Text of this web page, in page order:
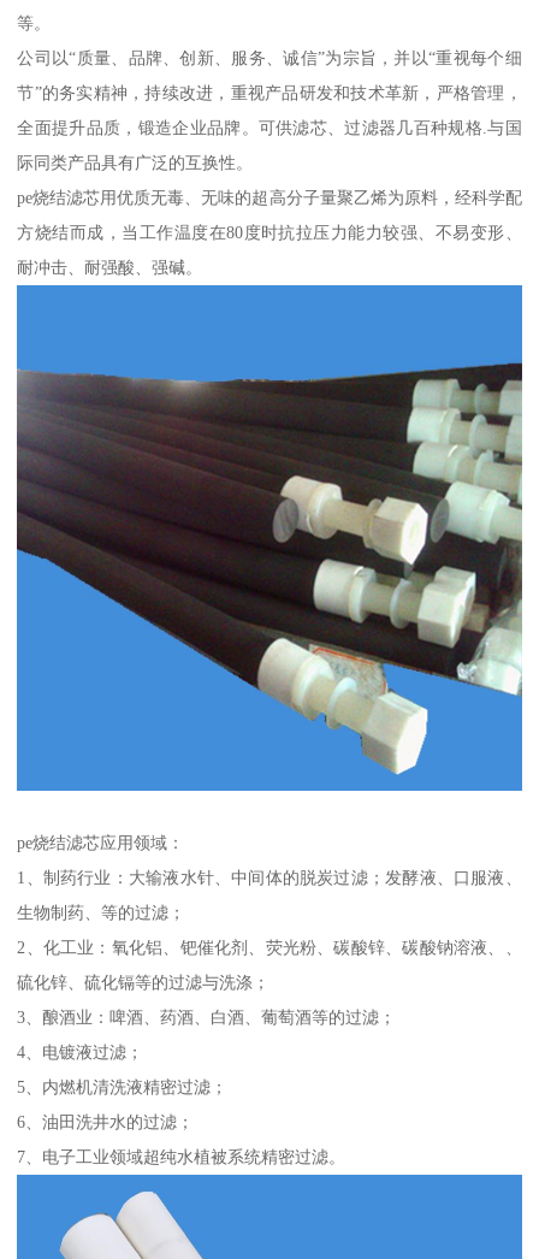
等。
公司以“质量、品牌、创新、服务、诚信”为宗旨，并以“重视每个细
节”的务实精神，持续改进，重视产品研发和技术革新，严格管理，
全面提升品质，锻造企业品牌。可供滤芯、过滤器几百种规格.与国
际同类产品具有广泛的互换性。
pe烧结滤芯用优质无毒、无味的超高分子量聚乙烯为原料，经科学配
方烧结而成，当工作温度在80度时抗拉压力能力较强、不易变形、
耐冲击、耐强酸、强碱。
pe烧结滤芯应用领域：
1、制药行业：大输液水针、中间体的脱炭过滤；发酵液、口服液、
生物制药、等的过滤；
2、化工业：氧化铝、钯催化剂、荧光粉、碳酸锌、碳酸钠溶液、、
硫化锌、硫化镉等的过滤与洗涤；
3、酿酒业：啤酒、药酒、白酒、葡萄酒等的过滤；
4、电镀液过滤；
5、内燃机清洗液精密过滤；
6、油田洗井水的过滤；
7、电子工业领域超纯水植被系统精密过滤。